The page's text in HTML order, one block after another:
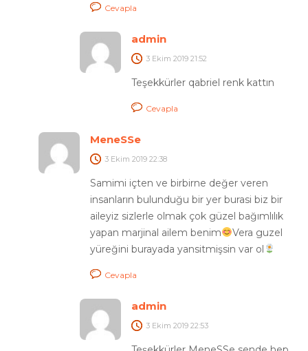
Cevapla
admin
3 Ekim 2019 21:52
Teşekkürler qabriel renk kattın
Cevapla
MeneSSe
3 Ekim 2019 22:38
Samimi içten ve birbirne değer veren
insanların bulunduğu bir yer burasi biz bir
aileyiz sizlerle olmak çok güzel bağımlılık
yapan marjinal ailem benim
Vera guzel
yüreğini burayada yansitmişsin var ol
Cevapla
admin
3 Ekim 2019 22:53